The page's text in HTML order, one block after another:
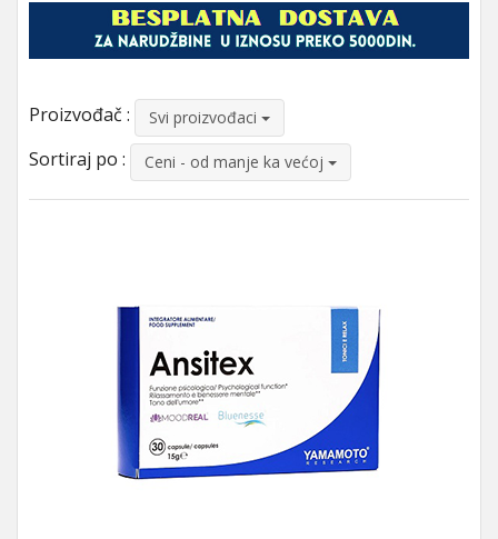
Proizvođač : Svi proizvođaci
Sortiraj po : Ceni - od manje ka većoj